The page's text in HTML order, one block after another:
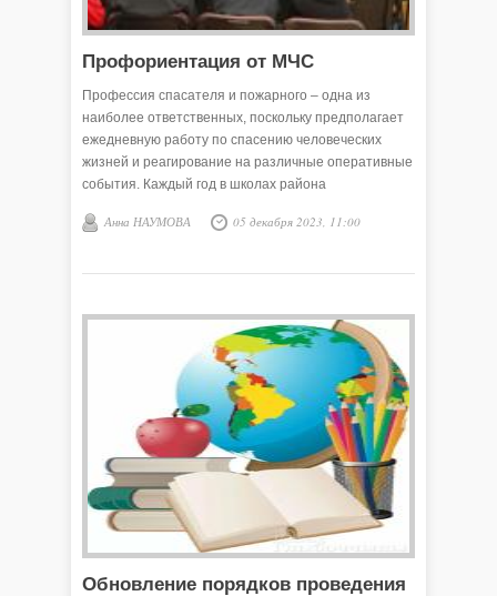
Профориентация от МЧС
Профессия спасателя и пожарного – одна из
наиболее ответственных, поскольку предполагает
ежедневную работу по спасению человеческих
жизней и реагирование на различные оперативные
события. Каждый год в школах района
встречи. К этой работе подключились и викуловские
выпускникам о порядке приёма в учебные
поступления и условиях несения службы.
Анна НАУМОВА 05 декабря 2023, 11:00
Обновление порядков проведения